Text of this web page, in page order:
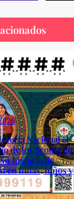
e
Nacional el
de los Scouts en
historia de
en niñas, niños y